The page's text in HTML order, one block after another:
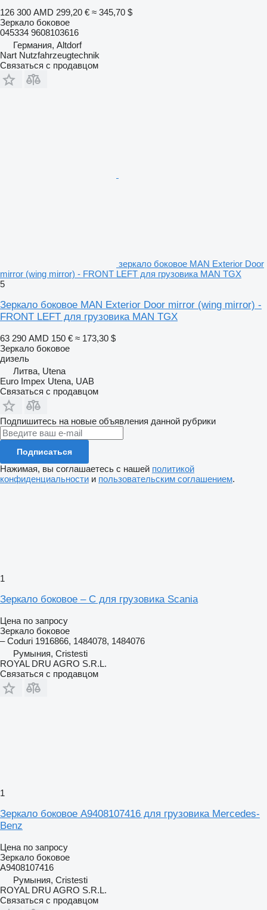
126 300 AMD 299,20 € ≈ 345,70 $
Зеркало боковое
045334 9608103616
Германия, Altdorf
Nart Nutzfahrzeugtechnik
Связаться с продавцом
зеркало боковое MAN Exterior Door
mirror (wing mirror) - FRONT LEFT для грузовика MAN TGX
5
Зеркало боковое MAN Exterior Door mirror (wing mirror) -
FRONT LEFT для грузовика MAN TGX
63 290 AMD 150 € ≈ 173,30 $
Зеркало боковое
дизель
Литва, Utena
Euro Impex Utena, UAB
Связаться с продавцом
Подпишитесь на новые объявления данной рубрики
Подписаться
Нажимая, вы соглашаетесь с нашей политикой
конфиденциальности и пользовательским соглашением.
1
Зеркало боковое – C для грузовика Scania
Цена по запросу
Зеркало боковое
– Coduri 1916866, 1484078, 1484076
Румыния, Cristesti
ROYAL DRU AGRO S.R.L.
Связаться с продавцом
1
Зеркало боковое A9408107416 для грузовика Mercedes-
Benz
Цена по запросу
Зеркало боковое
A9408107416
Румыния, Cristesti
ROYAL DRU AGRO S.R.L.
Связаться с продавцом